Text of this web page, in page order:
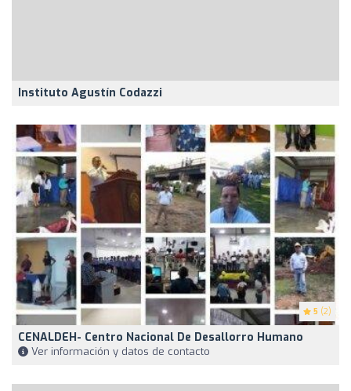
Instituto Agustín Codazzi
5 (2)
CENALDEH- Centro Nacional De Desallorro Humano
Ver información y datos de contacto